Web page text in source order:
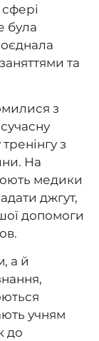
була
та
з
з
На
медики
джгут,
допомоги
а й
учням
до